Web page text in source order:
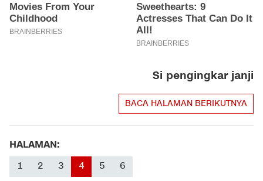
Si pengingkar janji
BACA HALAMAN BERIKUTNYA
HALAMAN:
1 2 3 4 5 6